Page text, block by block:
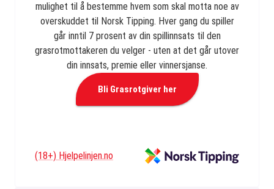
mulighet til å bestemme hvem som skal motta noe av
overskuddet til Norsk Tipping. Hver gang du spiller
går inntil 7 prosent av din spillinnsats til den
grasrotmottakeren du velger - uten at det går utover
din innsats, premie eller vinnersjanse.
Bli Grasrotgiver her
(18+) Hjelpelinjen.no